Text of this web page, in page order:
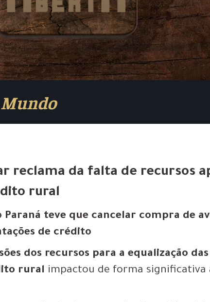
reclama da falta de recursos
rural
teve que cancelar compra de
de crédito
dos recursos para a equalização
rural impactou de forma significativa